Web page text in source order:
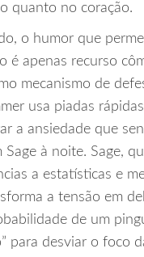
quanto no coração.
o humor que
é apenas recurso
mecanismo de
usa piadas
a ansiedade que
Sage à noite. Sage,
a estatísticas e
a tensão em
de um
para desviar o foco